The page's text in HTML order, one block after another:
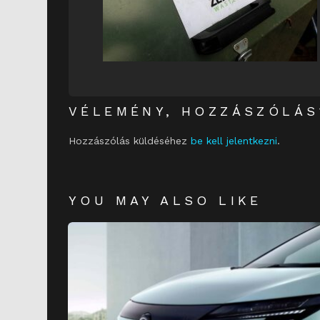
VÉLEMÉNY,
Hozzászólás küldéséhez be kell jelentkezni.
YOU MAY ALSO LIKE